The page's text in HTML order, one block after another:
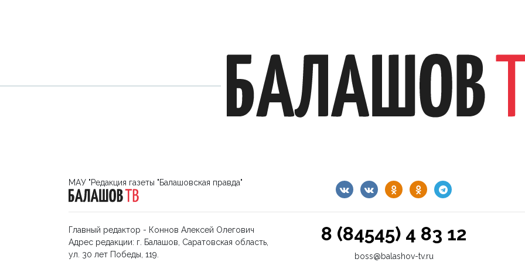
МАУ "Редакция газеты "Балашовская правда"
Главный редактор - Коннов Алексей Олегович
Адрес редакции: г. Балашов, Саратовская область,
ул. 30 лет Победы, 119.
8 (84545) 4 83 12
boss@balashov-tv.ru